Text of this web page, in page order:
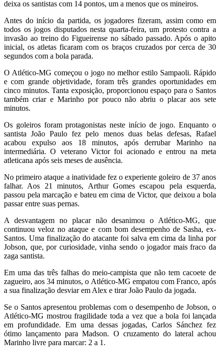
deixa os santistas com 14 pontos, um a menos que os mineiros.
Antes do início da partida, os jogadores fizeram, assim como em
todos os jogos disputados nesta quarta-feira, um protesto contra a
invasão ao treino do Figueirense no sábado passado. Após o apito
inicial, os atletas ficaram com os braços cruzados por cerca de 30
segundos com a bola parada.
O Atlético-MG começou o jogo no melhor estilo Sampaoli. Rápido
e com grande objetividade, foram três grandes oportunidades em
cinco minutos. Tanta exposição, proporcionou espaço para o Santos
também criar e Marinho por pouco não abriu o placar aos sete
minutos.
Os goleiros foram protagonistas neste início de jogo. Enquanto o
santista João Paulo fez pelo menos duas belas defesas, Rafael
acabou expulso aos 18 minutos, após derrubar Marinho na
intermediária. O veterano Victor foi acionado e entrou na meta
atleticana após seis meses de ausência.
No primeiro ataque a inatividade fez o experiente goleiro de 37 anos
falhar. Aos 21 minutos, Arthur Gomes escapou pela esquerda,
passou pela marcação e bateu em cima de Victor, que deixou a bola
passar entre suas pernas.
A desvantagem no placar não desanimou o Atlético-MG, que
continuou veloz no ataque e com bom desempenho de Sasha, ex-
Santos. Uma finalização do atacante foi salva em cima da linha por
Jobson, que, por curiosidade, vinha sendo o jogador mais fraco da
zaga santista.
Em uma das três falhas do meio-campista que não tem cacoete de
zagueiro, aos 34 minutos, o Atlético-MG empatou com Franco, após
a sua finalização desviar em Alex e tirar João Paulo da jogada.
Se o Santos apresentou problemas com o desempenho de Jobson, o
Atlético-MG mostrou fragilidade toda a vez que a bola foi lançada
em profundidade. Em uma dessas jogadas, Carlos Sánchez fez
ótimo lançamento para Madson. O cruzamento do lateral achou
Marinho livre para marcar: 2 a 1.